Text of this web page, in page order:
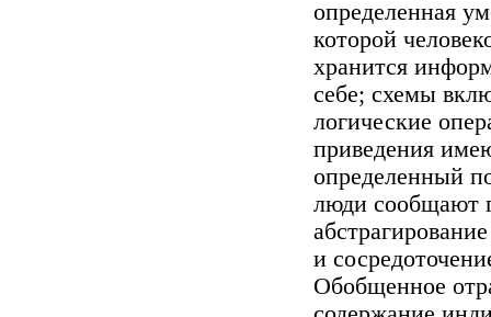
определенная
которой
хранится
себе; схемы
логические
приведения
определенный
люди сообщают
и
Обобщенное